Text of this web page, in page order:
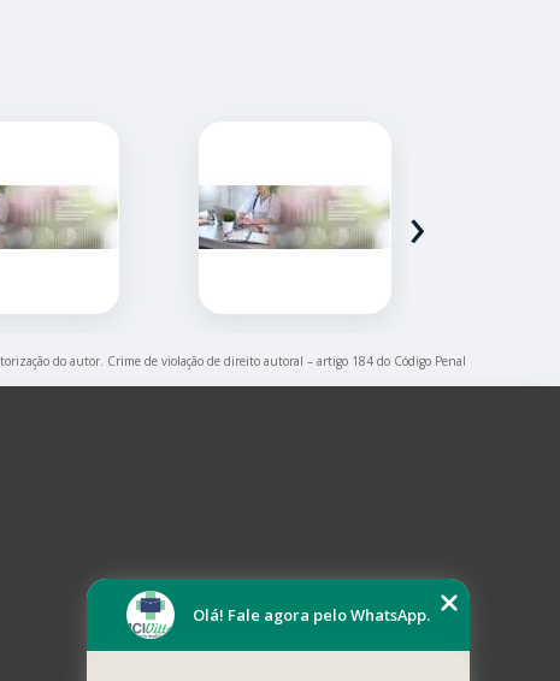
›
do autor. Crime de violação de direito autoral – artigo 184 do Código Penal
Olá! Fale agora pelo WhatsApp.